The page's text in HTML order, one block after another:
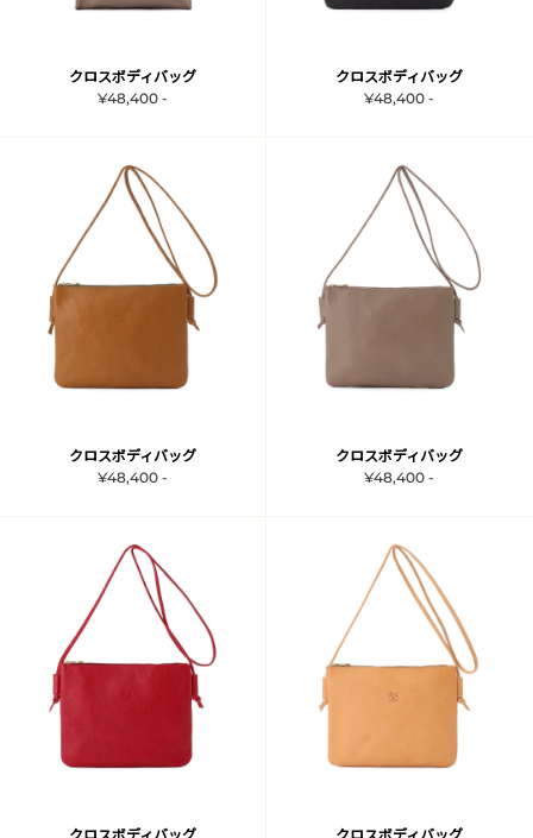
クロスボディバッグ
¥48,400 -
クロスボディバッグ
¥48,400 -
クロスボディバッグ
¥48,400 -
クロスボディバッグ
¥48,400 -